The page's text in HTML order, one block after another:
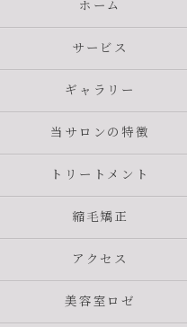
ホーム
サービス
ギャラリー
当サロンの特徴
トリートメント
縮毛矯正
アクセス
美容室ロゼ